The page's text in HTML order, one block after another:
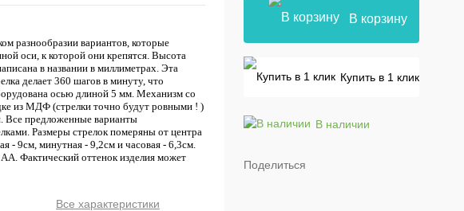
разнообразии вариантов, которые
оси, к которой они крепятся. Высота
в названии в миллиметрах. Эта
делает 360 шагов в минуту, что
осью длиной 5 мм. Механизм со
из МДФ (стрелки точно будут ровными ! )
Все предложенные варианты
Размеры стрелок померяны от центра
- 9см, минутная - 9,2см и часовая - 6,3см.
Фактический оттенок изделия может
Все характеристики
В корзину
Купить в 1 клик
В наличии
Поделиться